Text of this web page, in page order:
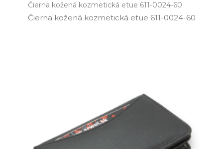
Čierna kožená kozmetická etue 611-0024-60
Čierna kožená kozmetická etue 611­-0024­-60